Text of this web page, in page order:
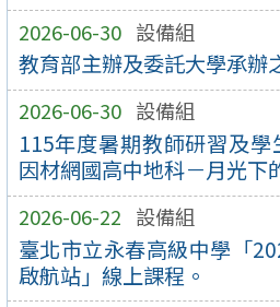
2026-06-30 設備組
教育部主辦及委託大學承辦
2026-06-30 設備組
115年度暑期教師研習及
因材網國高中地科－月光下
2026-06-22 設備組
臺北市立永春高級中學「
啟航站」線上課程。